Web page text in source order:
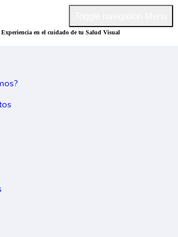
Experiencia en el cuidado de tu Salud Visual